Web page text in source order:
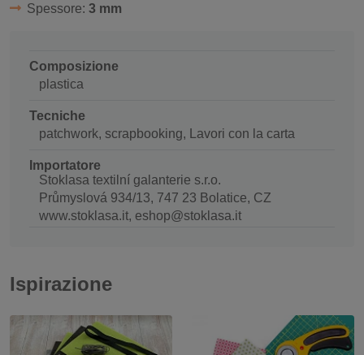
Spessore: 3 mm
Composizione
plastica
Tecniche
patchwork, scrapbooking, Lavori con la carta
Importatore
Stoklasa textilní galanterie s.r.o.
Průmyslová 934/13, 747 23 Bolatice, CZ
www.stoklasa.it, eshop@stoklasa.it
Ispirazione